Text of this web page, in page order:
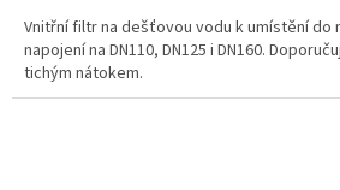
Vnitřní filtr na dešťovou vodu k umístění do
napojení na DN110, DN125 i DN160.
tichým nátokem.